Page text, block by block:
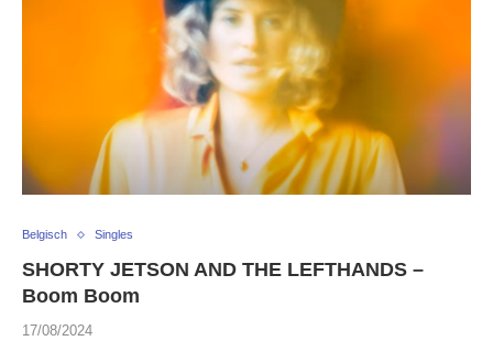
Belgisch Singles
SHORTY JETSON AND THE LEFTHANDS –
Boom Boom
17/08/2024